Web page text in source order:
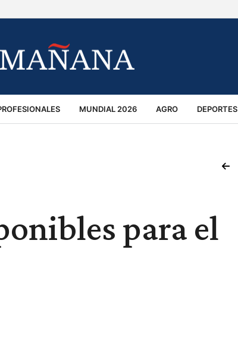
MUNDIAL 2026 AGRO DEPORTES
para el